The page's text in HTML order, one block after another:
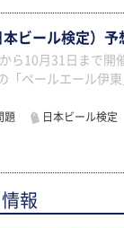
本ビール検定）
ら10月31日まで開
「ペールエール伊
題 日本ビール検定
報